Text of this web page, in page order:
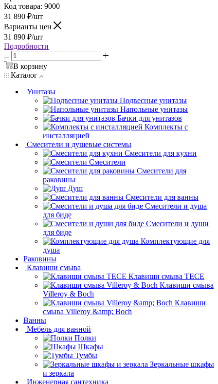
Код товара: 9000
31 890 ₽/шт
Варианты цен
31 890 ₽/шт
Подробности
В корзину
Каталог
Унитазы
Подвесные унитазы
Напольные унитазы
Бачки для унитазов
Комплекты с
инсталляцией
Смесители и душевые системы
Смесители для кухни
Смесители
Смесители для
раковины
Душ
Смесители для ванны
Смесители и душа
для биде
Смесители и души
для биде
Комплектующие для
душа
Раковины
Клавиши смыва
Клавиши смыва TECE
Клавиши смыва
Villeroy & Boch
Клавиши
смыва Villeroy &amp; Boch
Ванны
Мебель для ванной
Полки
Шкафы
Тумбы
Зеркальные шкафы
и зеркала
Инженерная сантехника